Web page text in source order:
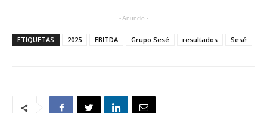
- Anuncio -
ETIQUETAS 2025 EBITDA Grupo Sesé resultados Sesé